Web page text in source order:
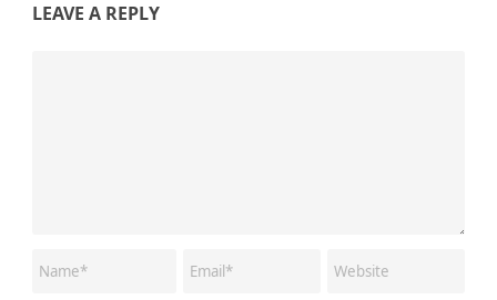
LEAVE A REPLY